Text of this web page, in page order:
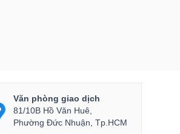
Văn phòng giao dịch
81/10B Hồ Văn Huê,
Phường Đức Nhuận, Tp.HCM